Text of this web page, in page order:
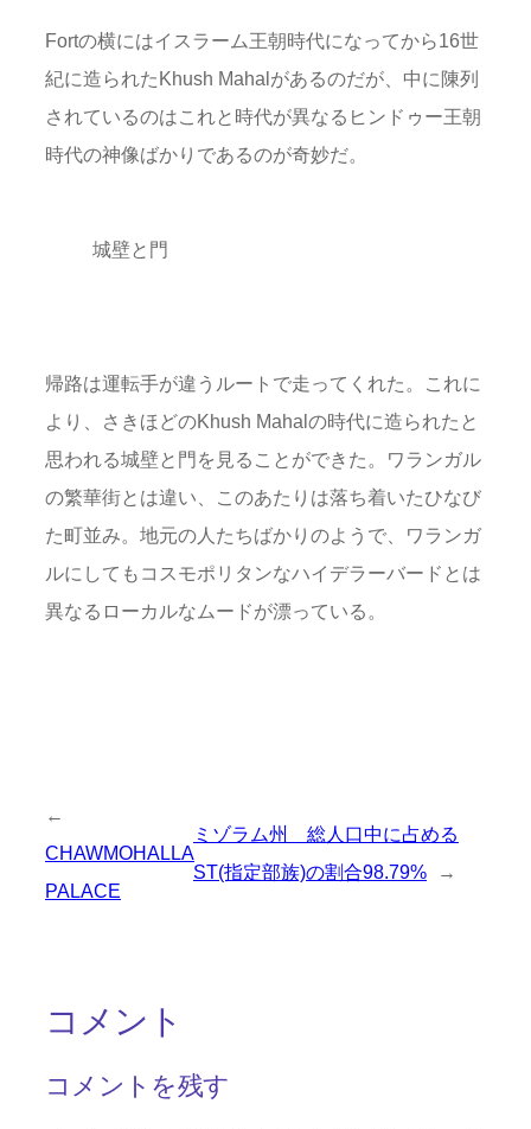
Fortの横にはイスラーム王朝時代になってから16世
紀に造られたKhush Mahalがあるのだが、中に陳列
されているのはこれと時代が異なるヒンドゥー王朝
時代の神像ばかりであるのが奇妙だ。
城壁と門
帰路は運転手が違うルートで走ってくれた。これに
より、さきほどのKhush Mahalの時代に造られたと
思われる城壁と門を見ることができた。ワランガル
の繁華街とは違い、このあたりは落ち着いたひなび
た町並み。地元の人たちばかりのようで、ワランガ
ルにしてもコスモポリタンなハイデラーバードとは
異なるローカルなムードが漂っている。
←
CHAWMOHALLA
PALACE
ミゾラム州 総人口中に占める
ST(指定部族)の割合98.79%
→
コメント
コメントを残す